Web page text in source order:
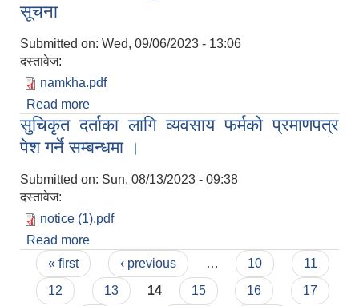
सूचना
Submitted on: Wed, 09/06/2023 - 13:06
दस्तावेज:
namkha.pdf
Read more
सूचना
सुचिकृत दर्ताका लागि व्यवसाय फर्मको प्रमाणपत्र
पेश गर्ने सम्बन्धमा ।
Submitted on: Sun, 08/13/2023 - 09:38
दस्तावेज:
notice (1).pdf
Read more
पेश गर्ने सम्बन्धमा ।
Pages
« first ‹ previous … 10
11
12
13 14 15 16
17